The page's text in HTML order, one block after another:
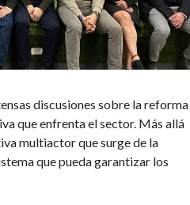
discusiones sobre la reforma
que enfrenta el sector. Más allá
multiactor que surge de la
que pueda garantizar los